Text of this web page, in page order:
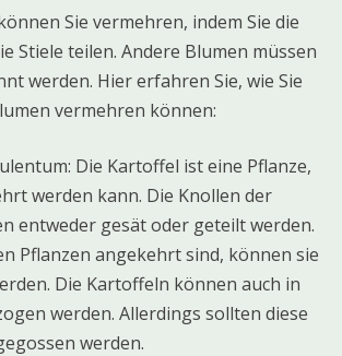
Sie vermehren, indem Sie die
Stiele teilen. Andere Blumen müssen
werden. Hier erfahren Sie, wie Sie
vermehren können:
Die Kartoffel ist eine Pflanze,
werden kann. Die Knollen der
entweder gesät oder geteilt werden.
Pflanzen angekehrt sind, können sie
Die Kartoffeln können auch in
werden. Allerdings sollten diese
werden.